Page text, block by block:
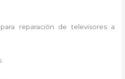
reparación de televisores a